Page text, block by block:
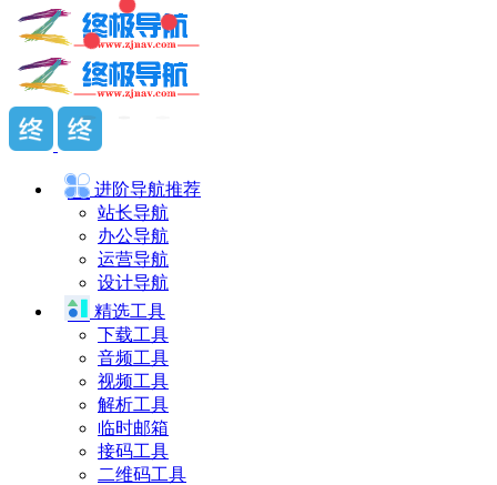
进阶导航推荐
站长导航
办公导航
运营导航
设计导航
精选工具
下载工具
音频工具
视频工具
解析工具
临时邮箱
接码工具
二维码工具